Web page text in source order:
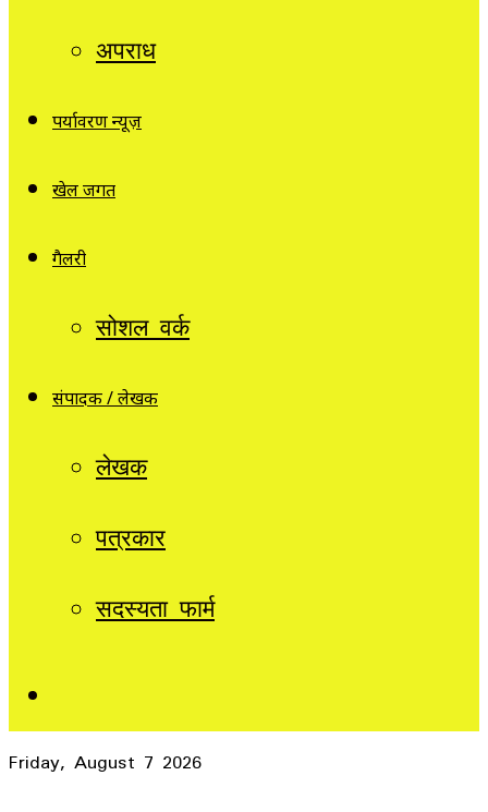
अपराध
पर्यावरण न्यूज़
खेल जगत
गैलरी
सोशल वर्क
संपादक / लेखक
लेखक
पत्रकार
सदस्यता फार्म
Friday, August 7 2026